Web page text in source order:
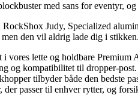
med sans for eventyr,
Judy, Specialized
den vil aldrig lade dig i stikken.
vores lette og holdbare
og kompatibilitet til dropper-post.
tilbyder både den bedste
der passer til enhver rytter, og